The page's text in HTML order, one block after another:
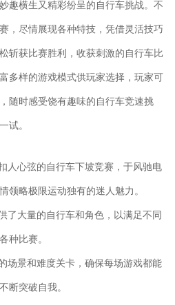
趣横生又精彩纷呈的自行车挑战。不
，尽情展现各种特技，凭借灵活技巧
斩获比赛胜利，收获刺激的自行车比
多样的游戏模式供玩家选择，玩家可
随时感受饶有趣味的自行车竞速挑
试。
人心弦的自行车下坡竞赛，于风驰电
领略极限运动独有的迷人魅力。
了大量的自行车和角色，以满足不同
种比赛。
场景和难度关卡，确保每场游戏都能
断突破自我。